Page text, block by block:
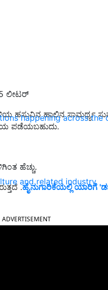
happening across the
and related industry
ಲೀಟರ್
ಹಸುವಿನ ಹಾಲಿನ ಸಾಮರ್ಥ್ಯ
ಪಡೆಯಬಹುದು.
ಹೆಚ್ಚು.
.ಹೈನುಗಾರಿಕೆಯಲ್ಲಿ ಯಾರಿಗೆ